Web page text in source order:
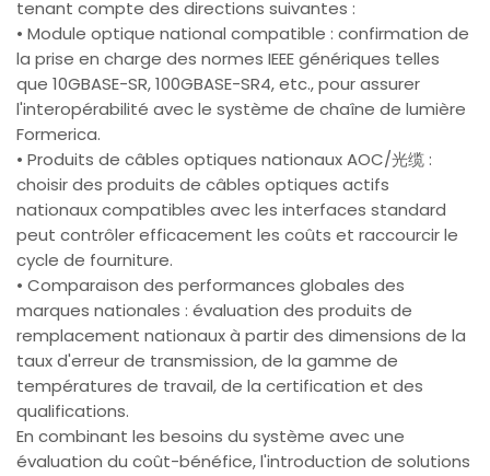
tenant compte des directions suivantes :
• Module optique national compatible : confirmation de
la prise en charge des normes IEEE génériques telles
que 10GBASE-SR, 100GBASE-SR4, etc., pour assurer
l'interopérabilité avec le système de chaîne de lumière
Formerica.
• Produits de câbles optiques nationaux AOC/光缆 :
choisir des produits de câbles optiques actifs
nationaux compatibles avec les interfaces standard
peut contrôler efficacement les coûts et raccourcir le
cycle de fourniture.
• Comparaison des performances globales des
marques nationales : évaluation des produits de
remplacement nationaux à partir des dimensions de la
taux d'erreur de transmission, de la gamme de
températures de travail, de la certification et des
qualifications.
En combinant les besoins du système avec une
évaluation du coût-bénéfice, l'introduction de solutions